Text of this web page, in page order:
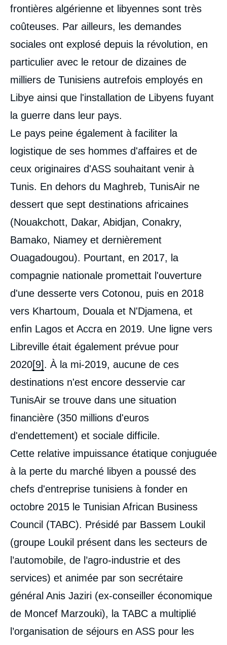
frontières algérienne et libyennes sont très
coûteuses. Par ailleurs, les demandes
sociales ont explosé depuis la révolution, en
particulier avec le retour de dizaines de
milliers de Tunisiens autrefois employés en
Libye ainsi que l'installation de Libyens fuyant
la guerre dans leur pays.
Le pays peine également à faciliter la
logistique de ses hommes d'affaires et de
ceux originaires d'ASS souhaitant venir à
Tunis. En dehors du Maghreb, TunisAir ne
dessert que sept destinations africaines
(Nouakchott, Dakar, Abidjan, Conakry,
Bamako, Niamey et dernièrement
Ouagadougou). Pourtant, en 2017, la
compagnie nationale promettait l'ouverture
d'une desserte vers Cotonou, puis en 2018
vers Khartoum, Douala et N'Djamena, et
enfin Lagos et Accra en 2019. Une ligne vers
Libreville était également prévue pour
2020[9]. À la mi-2019, aucune de ces
destinations n'est encore desservie car
TunisAir se trouve dans une situation
financière (350 millions d'euros
d'endettement) et sociale difficile.
Cette relative impuissance étatique conjuguée
à la perte du marché libyen a poussé des
chefs d'entreprise tunisiens à fonder en
octobre 2015 le Tunisian African Business
Council (TABC). Présidé par Bassem Loukil
(groupe Loukil présent dans les secteurs de
l’automobile, de l’agro-industrie et des
services) et animée par son secrétaire
général Anis Jaziri (ex-conseiller économique
de Moncef Marzouki), la TABC a multiplié
l’organisation de séjours en ASS pour les
Image
couverture
de
la
publication